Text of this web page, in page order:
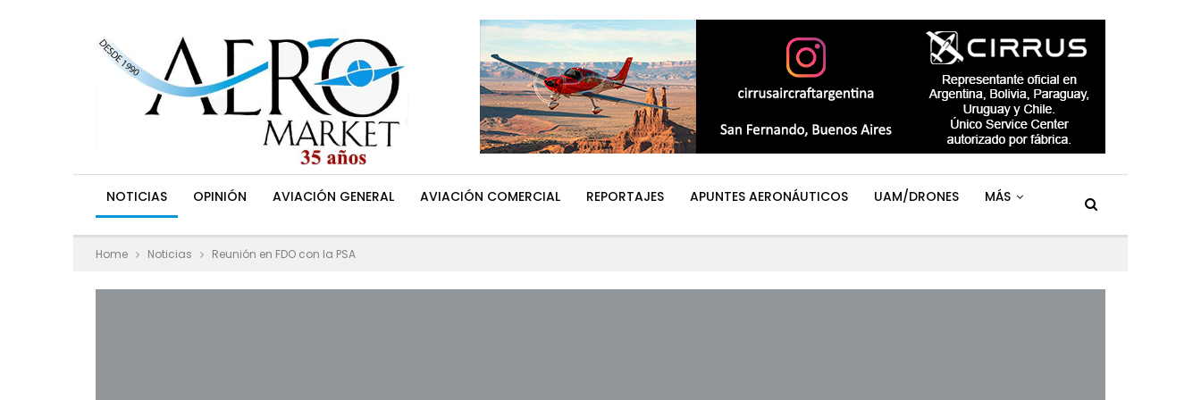
NOTICIAS OPINIÓN AVIACIÓN GENERAL AVIACIÓN COMERCIAL REPORTAJES APUNTES AERONÁUTICOS UAM/DRONES MÁS
Home Noticias Reunión en FDO con la PSA